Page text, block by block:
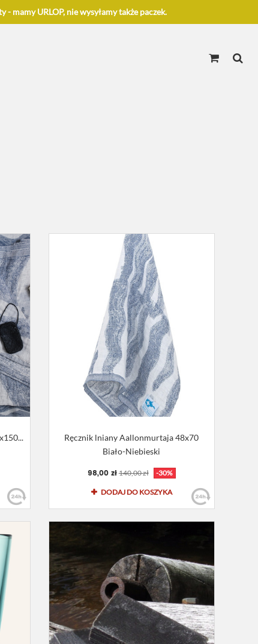
mamy URLOP, nie wysyłamy także paczek.
Ręcznik lniany Aallonmurtaja 48x70
Biało-Niebieski
98,00 zł 140,00 zł -30%
DODAJ DO KOSZYKA